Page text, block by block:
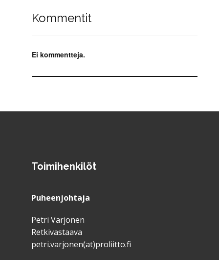
Kommentit
Ei kommentteja.
Toimihenkilöt
Puheenjohtaja
Petri Varjonen
Retkivastaava
petri.varjonen(at)proliitto.fi